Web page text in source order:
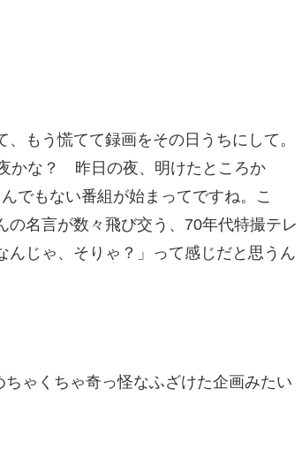
もう慌てて録画をその日うちにして。
かな？ 昨日の夜、明けたところか
でもない番組が始まってですね。こ
名言が数々飛び交う、70年代特撮テレ
じゃ、そりゃ？」って感じだと思うん
ゃくちゃ奇っ怪なふざけた企画みたい